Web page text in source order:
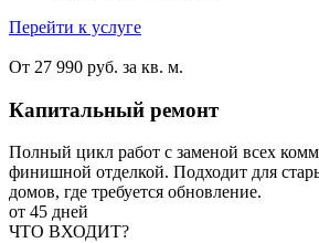
Перейти к услуге
От 27 990 руб. за кв. м.
Капитальный ремонт
Полный цикл работ с заменой всех
финишной отделкой. Подходит для
домов, где требуется обновление.
от 45 дней
ЧТО ВХОДИТ?